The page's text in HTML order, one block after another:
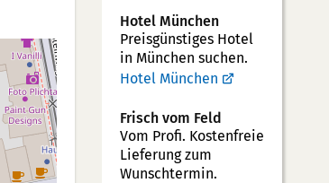
Hotel München
Preisgünstiges Hotel
in München suchen.
Hotel München
Frisch vom Feld
Vom Profi. Kostenfreie
Lieferung zum
Wunschtermin.